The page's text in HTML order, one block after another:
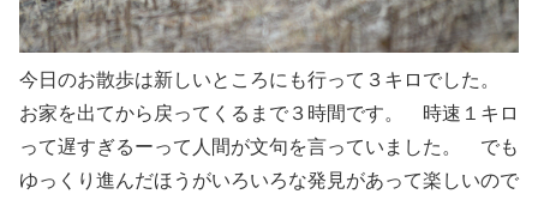
今日のお散歩は新しいところにも行って３キロでした。
お家を出てから戻ってくるまで３時間です。 時速１キロ
って遅すぎるーって人間が文句を言っていました。 でも
ゆっくり進んだほうがいろいろな発見があって楽しいので